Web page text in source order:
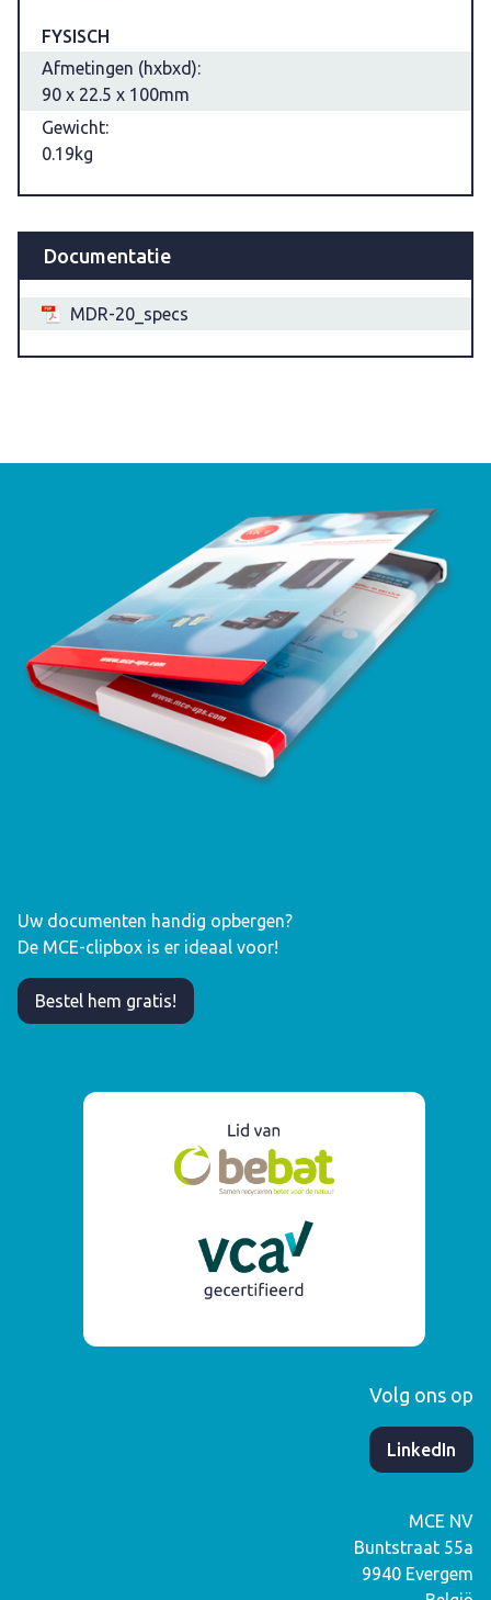
FYSISCH
Afmetingen (hxbxd):
90 x 22.5 x 100mm
Gewicht:
0.19kg
Documentatie
MDR-20_specs
Uw documenten handig opbergen?
De MCE-clipbox is er ideaal voor!
Bestel hem gratis!
Volg ons op
​LinkedIn
MCE NV
Buntstraat 55a
9940 Evergem